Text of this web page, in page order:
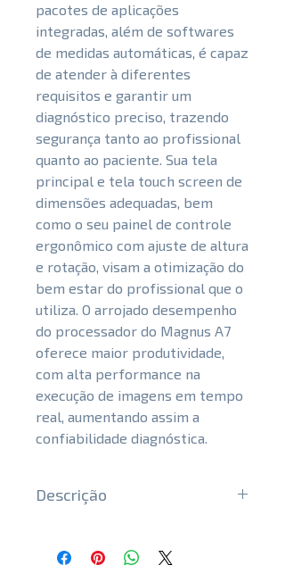
pacotes de aplicações
integradas, além de softwares
de medidas automáticas, é capaz
de atender à diferentes
requisitos e garantir um
diagnóstico preciso, trazendo
segurança tanto ao profissional
quanto ao paciente. Sua tela
principal e tela touch screen de
dimensões adequadas, bem
como o seu painel de controle
ergonômico com ajuste de altura
e rotação, visam a otimização do
bem estar do profissional que o
utiliza. O arrojado desempenho
do processador do Magnus A7
oferece maior produtividade,
com alta performance na
execução de imagens em tempo
real, aumentando assim a
confiabilidade diagnóstica.
Descrição
⦁ MFI